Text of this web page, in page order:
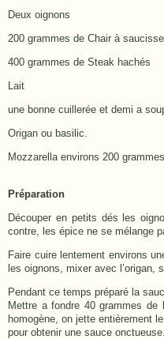
Deux oignons
200 grammes de Chair à
400 grammes de Steak hachés
Lait
une bonne cuillerée et demi a
Origan ou basilic.
Mozzarella environs 200
Préparation
Découper en petits dés les
contre, les épice ne se mélange
Faire cuire lentement environs
les oignons, mixer avec l’origan,
Pendant ce temps préparé la
Mettre a fondre 40 grammes
homogène, on jette entièrement
pour obtenir une sauce onctueuse.